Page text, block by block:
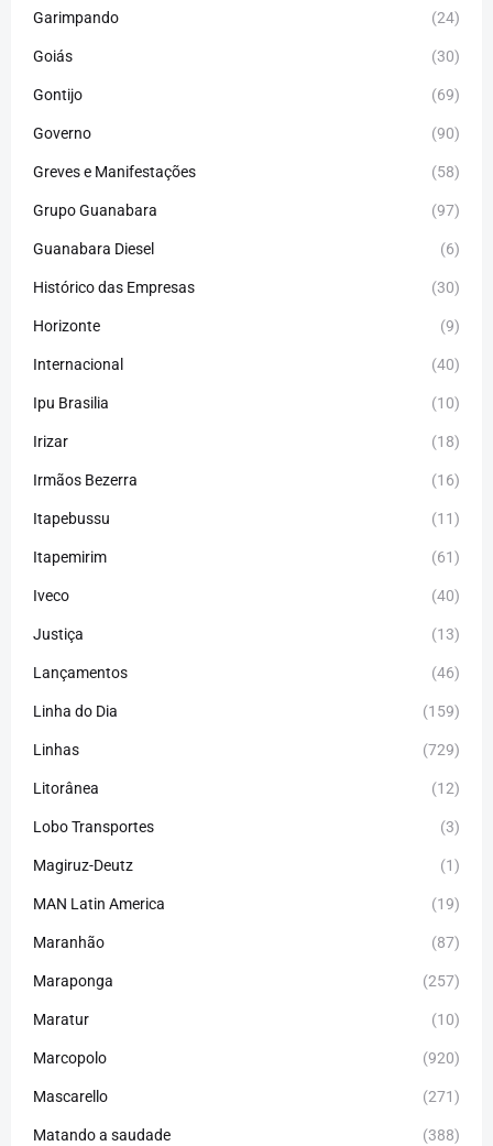
Garimpando (24)
Goiás (30)
Gontijo (69)
Governo (90)
Greves e Manifestações (58)
Grupo Guanabara (97)
Guanabara Diesel (6)
Histórico das Empresas (30)
Horizonte (9)
Internacional (40)
Ipu Brasilia (10)
Irizar (18)
Irmãos Bezerra (16)
Itapebussu (11)
Itapemirim (61)
Iveco (40)
Justiça (13)
Lançamentos (46)
Linha do Dia (159)
Linhas (729)
Litorânea (12)
Lobo Transportes (3)
Magiruz-Deutz (1)
MAN Latin America (19)
Maranhão (87)
Maraponga (257)
Maratur (10)
Marcopolo (920)
Mascarello (271)
Matando a saudade (388)